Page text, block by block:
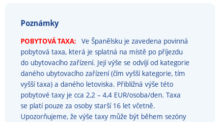
Poznámky
POBYTOVÁ TAXA:
Ve Španělsku je zavedena povinná
pobytová taxa, která je splatná na místě po příjezdu
do ubytovacího zařízení. Její výše se odvíjí od kategorie
daného ubytovacího zařízení (čím vyšší kategorie, tím
vyšší taxa) a daného letoviska. Přibližná výše této
pobytové taxy je cca 2,2 – 4,4 EUR/osoba/den. Taxa
se platí pouze za osoby starší 16 let včetně.
Upozorňujeme, že výše taxy může být během sezóny